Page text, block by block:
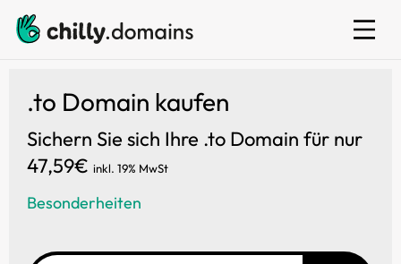
.to Domain kaufen
Sichern Sie sich Ihre .to Domain für nur
47,59€ inkl. 19% MwSt
Besonderheiten